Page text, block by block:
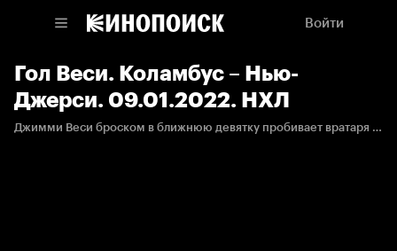
Войти
Гол Веси. Коламбус – Нью-
Джерси. 09.01.2022. НХЛ
Джимми Веси броском в ближнюю девятку пробивает вратаря «Коламбуса».